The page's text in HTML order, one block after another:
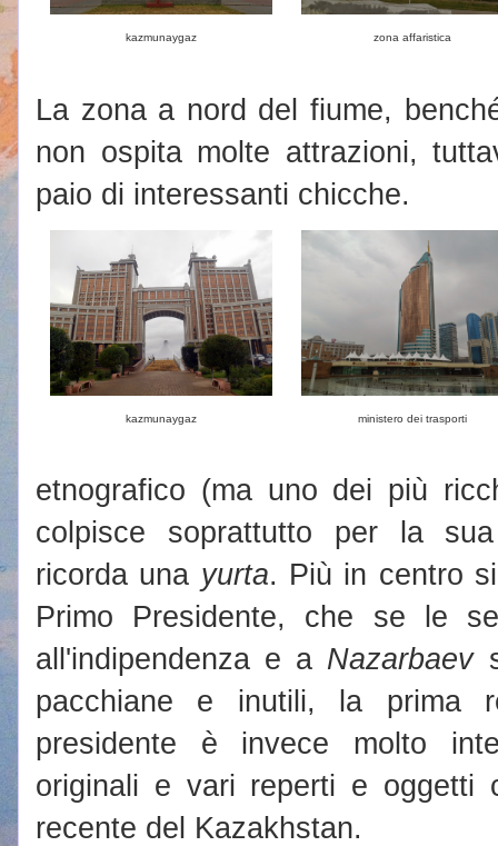
kazmunaygaz zona affaristica
La zona a nord del fiume,
non ospita molte attrazioni,
paio di interessanti chicche.
kazmunaygaz ministero dei trasporti
etnografico (ma uno dei più
colpisce soprattutto per la
ricorda una yurta. Più in centro
Primo Presidente, che se le
all'indipendenza e a Nazarbaev
pacchiane e inutili, la prima
presidente è invece molto
originali e vari reperti e oggetti
recente del Kazakhstan.